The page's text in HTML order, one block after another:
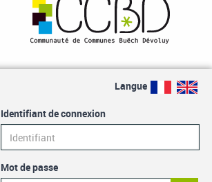
Langue
Identifiant de connexion
Mot de passe